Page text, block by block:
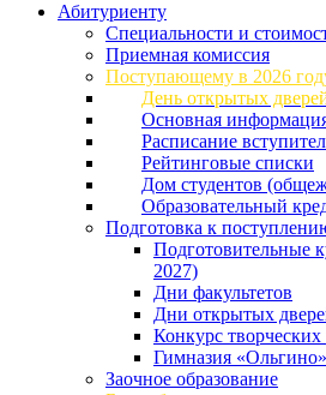
Абитуриенту
Специальности и
Приемная комиссия
Поступающему в 2026
День открытых
Основная
Расписание
Рейтинговые списки
Дом студентов
Образовательный
Подготовка к
Подготовительные
2027)
Дни факультетов
Дни открытых
Конкурс творческих
Гимназия «Ольгино»
Заочное образование